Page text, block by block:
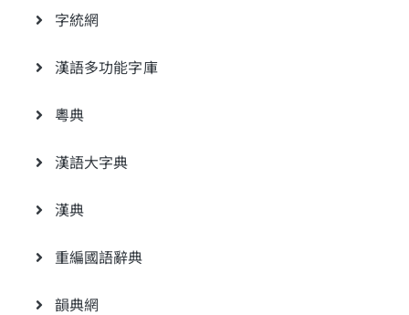
字統網
漢語多功能字庫
粵典
漢語大字典
漢典
重編國語辭典
韻典網